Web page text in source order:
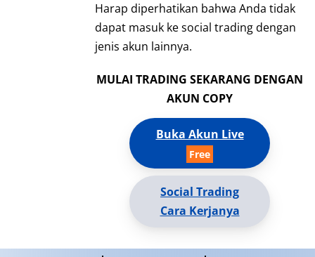
Harap diperhatikan bahwa Anda tidak
dapat masuk ke social trading dengan
jenis akun lainnya.
MULAI TRADING SEKARANG DENGAN
AKUN COPY
Buka Akun Live
Social Trading
Cara Kerjanya